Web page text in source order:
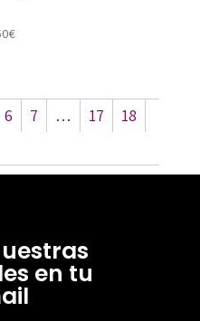
€
6 7 … 17
18
en tu